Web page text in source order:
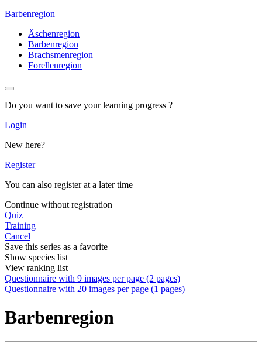
Barbenregion
Äschenregion
Barbenregion
Brachsmenregion
Forellenregion
Do you want to save your learning progress ?
Login
New here?
Register
You can also register at a later time
Continue without registration
Quiz
Training
Cancel
Save this series as a favorite
Show species list
View ranking list
Questionnaire with 9 images per page (2 pages)
Questionnaire with 20 images per page (1 pages)
Barbenregion